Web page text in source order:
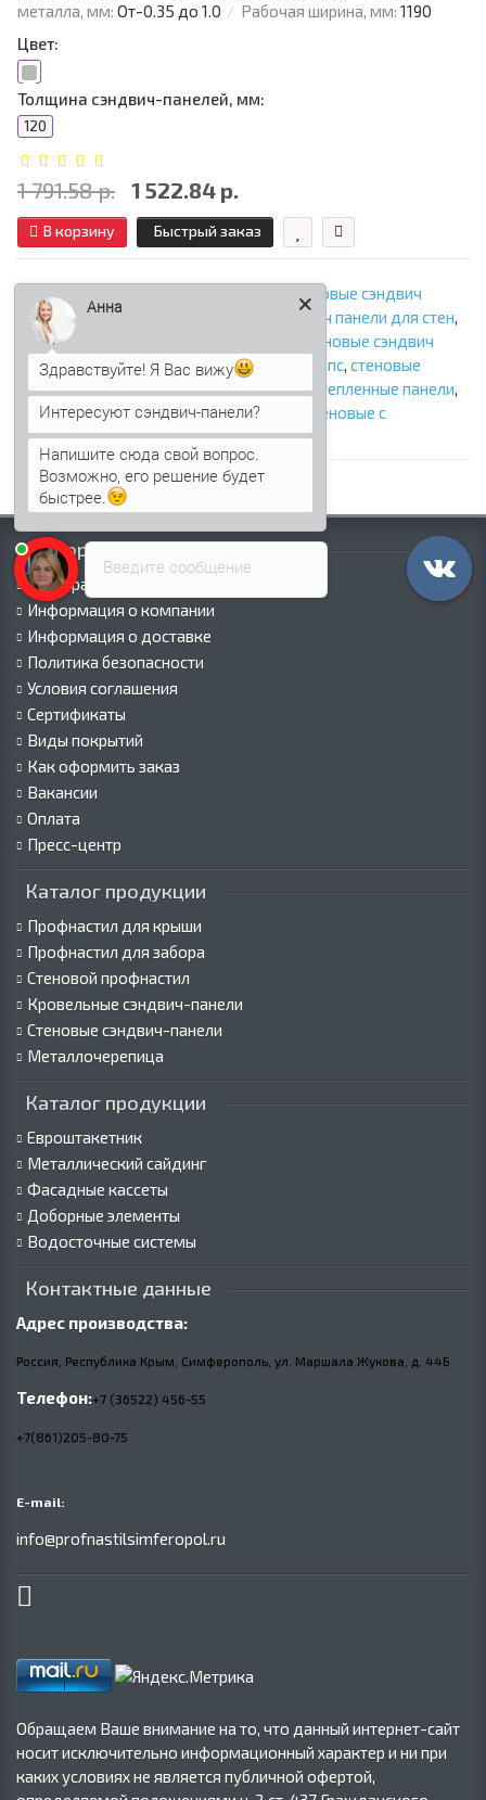
металла, мм: От-0.35 до 1.0 Рабочая ширина, мм: 1190
Цвет:
Толщина сэндвич-панелей, мм:
120
1 791.58 р. 1 522.84 р.
В корзину Быстрый заказ
сэндвич панели толщиной 120 мм
стеновые сэндвич
панели
,сэндвич панели стеновые сэндвич панели для стен,
стеновые сэндвич панели с минватой
стеновые сэндвич
панели с ппу,стеновые сэндвич панели с ппс, стеновые
сэндвич панели с пир,стеновые панели,утепленные панели,
панели с утеплителем,сэндвич панели стеновые с
наполнителем,фасадные сэндвич панели
Информация
Палитра RAL
Информация о компании
Информация о доставке
Политика безопасности
Условия соглашения
Сертификаты
Виды покрытий
Как оформить заказ
Вакансии
Оплата
Пресс-центр
Каталог продукции
Профнастил для крыши
Профнастил для забора
Стеновой профнастил
Кровельные сэндвич-панели
Стеновые сэндвич-панели
Металлочерепица
Каталог продукции
Евроштакетник
Металлический сайдинг
Фасадные кассеты
Доборные элементы
Водосточные системы
Контактные данные
Адрес производства:
Россия, Республика Крым, Симферополь, ул. Маршала Жукова, д. 44Б
Телефон:+7 (36522) 456-55
+7(861)205-80-75
E-mail:
info@profnastilsimferopol.ru
Обращаем Ваше внимание на то, что данный интернет-сайт
носит исключительно информационный характер и ни при
каких условиях не является публичной офертой,
Введите сообщение
Анна
Здравствуйте! Я Вас вижу
Интересуют сэндвич-панели?
Напишите сюда свой вопрос.
Возможно, его решение будет
быстрее.